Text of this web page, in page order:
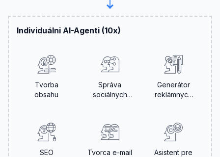
Individuálni AI-Agenti (10x)
Tvorba
obsahu
Správa
sociálnych
Generátor
reklámnych
SEO
Tvorca e-mail
Asistent pre